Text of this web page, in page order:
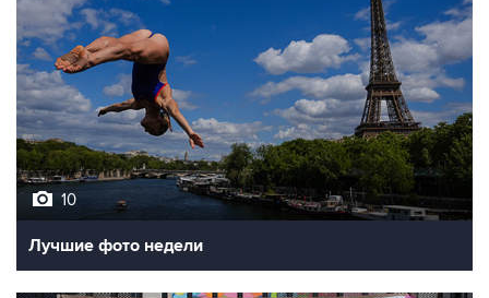
10
Лучшие фото недели